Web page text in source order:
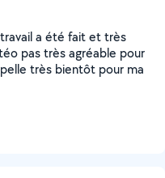
a été fait et très
pas très agréable pour
très bientôt pour ma